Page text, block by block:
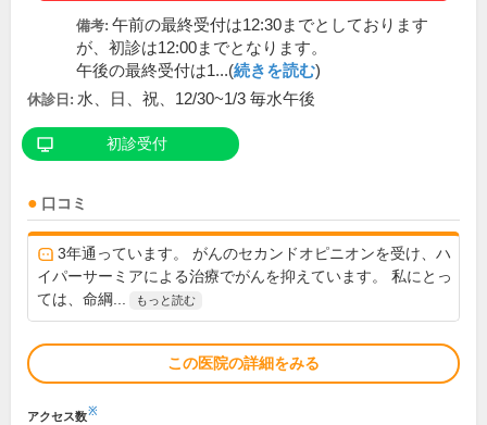
備考: 午前の最終受付は12:30までとしております
が、初診は12:00までとなります。
午後の最終受付は1...(続きを読む)
休診日: 水、日、祝、12/30~1/3 毎水午後
初診受付
口コミ
3年通っています。 がんのセカンドオピニオンを受け、ハ
イパーサーミアによる治療でがんを抑えています。 私にとっ
ては、命綱...
もっと読む
この医院の詳細をみる
アクセス数※